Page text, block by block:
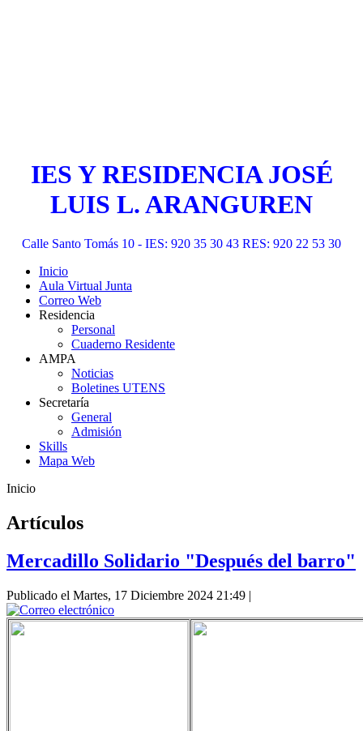
IES Y RESIDENCIA JOSÉ
LUIS L. ARANGUREN
Calle Santo Tomás 10 - IES: 920 35 30 43 RES: 920 22 53 30
Inicio
Aula Virtual Junta
Correo Web
Residencia
Personal
Cuaderno Residente
AMPA
Noticias
Boletines UTENS
Secretaría
General
Admisión
Skills
Mapa Web
Inicio
Artículos
Mercadillo Solidario "Después del barro"
Publicado el Martes, 17 Diciembre 2024 21:49 |